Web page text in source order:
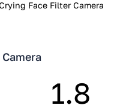
Face Filter Camera
1.8